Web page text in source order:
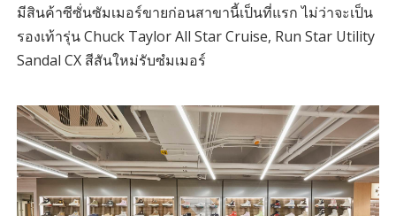
มีสินค้าซีซั่นซัมเมอร์ขายก่อนสาขานี้เป็นที่แรก ไม่ว่าจะเป็น
รองเท้ารุ่น Chuck Taylor All Star Cruise, Run Star Utility
Sandal CX สีสันใหม่รับซํมเมอร์